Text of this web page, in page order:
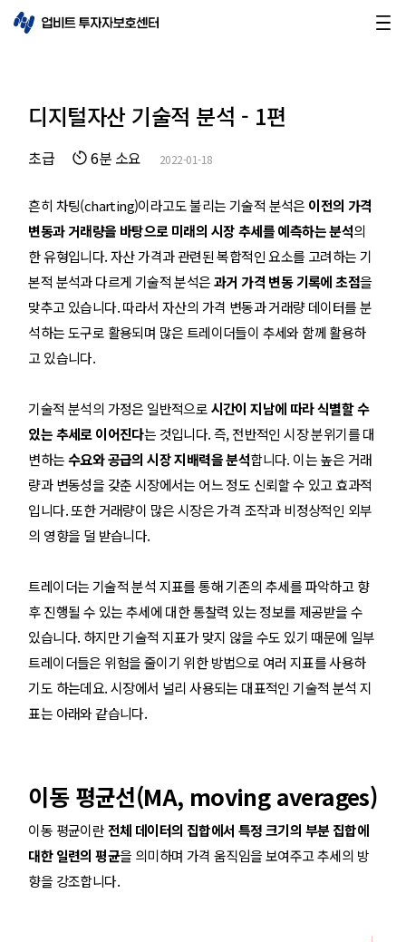
디지털자산 기술적 분석 - 1편
초급 6분 소요 2022-01-18
흔히 차팅(charting)이라고도 불리는기술적 분석은 이전의 가격
변동과 거래량을 바탕으로 미래의 시장 추세를 예측하는 분석의
한 유형입니다. 자산 가격과 관련된 복합적인 요소를 고려하는 기
본적 분석과 다르게 기술적 분석은과거 가격 변동 기록에 초점을
맞추고 있습니다. 따라서 자산의 가격 변동과 거래량 데이터를 분
석하는 도구로 활용되며 많은 트레이더들이 추세와 함께 활용하
고 있습니다.
기술적 분석의 가정은 일반적으로시간이 지남에 따라 식별할 수
있는 추세로 이어진다는 것입니다. 즉, 전반적인 시장 분위기를 대
변하는수요와 공급의 시장 지배력을 분석합니다. 이는 높은 거래
량과 변동성을 갖춘 시장에서는 어느 정도 신뢰할 수 있고 효과적
입니다. 또한 거래량이 많은 시장은 가격 조작과 비정상적인 외부
의 영향을 덜 받습니다.
트레이더는기술적 분석 지표를 통해기존의 추세를 파악하고 향
후 진행될 수 있는 추세에 대한 통찰력 있는 정보를 제공받을 수
있습니다. 하지만 기술적 지표가 맞지 않을 수도 있기 때문에 일부
트레이더들은 위험을 줄이기 위한 방법으로 여러 지표를 사용하
기도 하는데요. 시장에서 널리 사용되는 대표적인 기술적 분석 지
표는 아래와 같습니다.
이동 평균선(MA, moving averages)
이동 평균이란전체 데이터의 집합에서 특정 크기의 부분 집합에
대한 일련의 평균을 의미하며 가격 움직임을 보여주고 추세의 방
향을 강조합니다.